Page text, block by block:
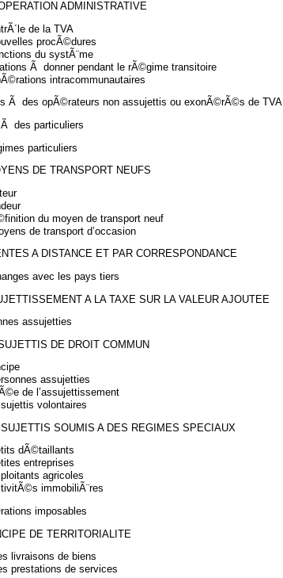
ADMINISTRATIVE
de la TVA
procÃ©dures
du systÃ¨me
Ã donner pendant le rÃ©gime transitoire
intracommunautaires
Ã des opÃ©rateurs non assujettis ou exonÃ©rÃ©s de TVA
des particuliers
particuliers
DE TRANSPORT NEUFS
du moyen de transport neuf
de transport d’occasion
A DISTANCE ET PAR CORRESPONDANCE
avec les pays tiers
A LA TAXE SUR LA VALEUR AJOUTEE
assujetties
DE DROIT COMMUN
assujetties
de l’assujettissement
volontaires
SOUMIS A DES REGIMES SPECIAUX
dÃ©taillants
entreprises
agricoles
immobiliÃ¨res
imposables
DE TERRITORIALITE
livraisons de biens
prestations de services